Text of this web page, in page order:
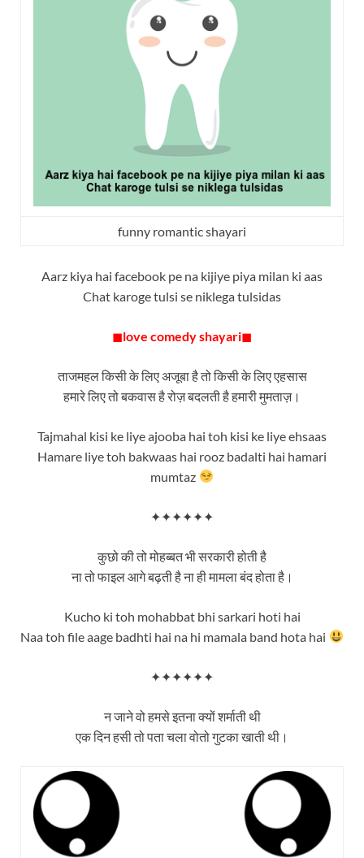
funny romantic shayari
Aarz kiya hai facebook pe na kijiye piya milan ki aas
Chat karoge tulsi se niklega tulsidas
◼love comedy shayari◼
ताजमहल किसी के लिए अजूबा है तो किसी के लिए एहसास
हमारे लिए तो बकवास है रोज़ बदलती है हमारी मुमताज़।
Tajmahal kisi ke liye ajooba hai toh kisi ke liye ehsaas
Hamare liye toh bakwaas hai rooz badalti hai hamari
mumtaz
✦✦✦✦✦✦
कुछो की तो मोहब्बत भी सरकारी होती है
ना तो फाइल आगे बढ़ती है ना ही मामला बंद होता है।
Kucho ki toh mohabbat bhi sarkari hoti hai
Naa toh file aage badhti hai na hi mamala band hota hai
✦✦✦✦✦✦
न जाने वो हमसे इतना क्यों शर्माती थी
एक दिन हसी तो पता चला वोतो गुटका खाती थी।